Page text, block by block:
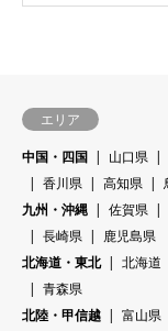
エリア
中国・四国
山口県
香川県
高知県
九州・沖縄
佐賀県
長崎県
鹿児島県
北海道・東北
北海道
青森県
北陸・甲信越
富山県